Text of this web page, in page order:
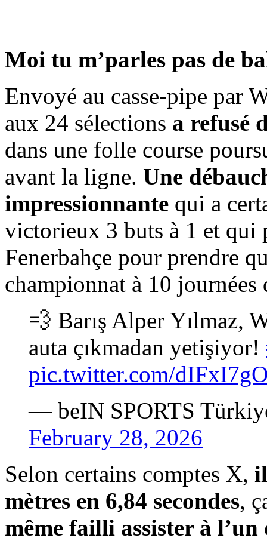
Moi tu m’parles pas de
Envoyé au casse-pipe par
aux 24 sélections a refusé
dans une folle course
avant la ligne. Une
impressionnante qui a
victorieux 3 buts à 1 et qui
Fenerbahçe pour prendre
championnat à 10 journées
💨 Barış Alper Yılmaz,
auta çıkmadan yetişiyor!
pic.twitter.com/
— beIN SPORTS
February 28, 2026
Selon certains comptes X,
mètres en 6,84 secondes,
même failli assister à l’un